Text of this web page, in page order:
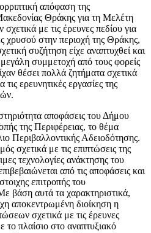
απόφαση της
Θράκης για τη Μελέτη
με τις έρευνες πεδίου για
χρυσού στην περιοχή της Θράκης,
συζήτηση είχε αναπτυχθεί και
συμμετοχή από τους φορείς
θέσει πολλά ζητήματα σχετικά
ερευνητικές εργασίες της
αποφάσεις του Δήμου
της Περιφέρειας, το θέμα
Περιβαλλοντικής Αδειοδότησης.
σχετικά με τις επιπτώσεις της
τεχνολογίες ανάκτησης του
από τις αποφάσεις και
επιτροπής του
βάση αυτά τα χαρακτηριστικά,
αποκεντρωμένη διοίκηση η
σχετικά με τις έρευνες
πλαίσιο στο αναπτυξιακό